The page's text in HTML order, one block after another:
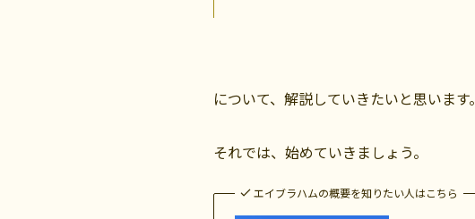
について、解説していきたいと思います。
それでは、始めていきましょう。
エイブラハムの概要を知りたい人はこちら